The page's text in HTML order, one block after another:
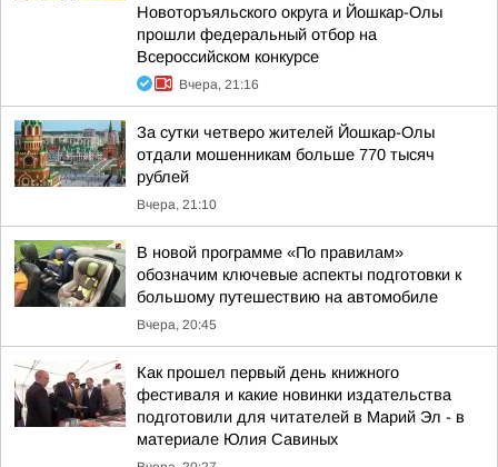
Новоторъяльского округа и Йошкар-Олы
прошли федеральный отбор на
Всероссийском конкурсе
Вчера, 21:16
За сутки четверо жителей Йошкар-Олы
отдали мошенникам больше 770 тысяч
рублей
Вчера, 21:10
В новой программе «По правилам»
обозначим ключевые аспекты подготовки к
большому путешествию на автомобиле
Вчера, 20:45
Как прошел первый день книжного
фестиваля и какие новинки издательства
подготовили для читателей в Марий Эл - в
материале Юлия Савиных